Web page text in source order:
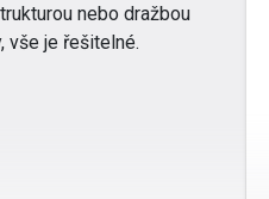
nebo dražbou
vše je řešitelné.